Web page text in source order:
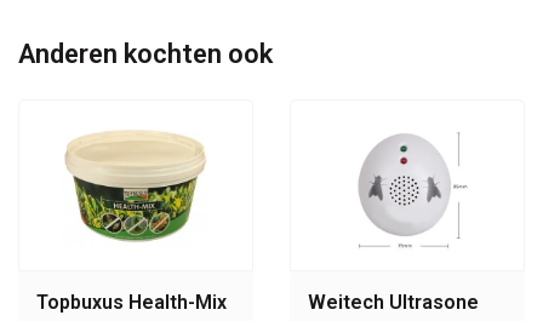
Anderen kochten ook
Topbuxus Health-Mix
Weitech Ultrasone